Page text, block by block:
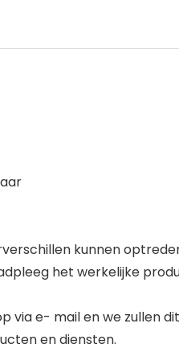
kunnen
het werkelijke
e- mail en we zullen
en diensten.